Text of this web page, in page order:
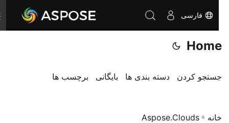
فارسی
Home
جستجو کردن دسته بندی ها بایگانی برچسب ها
خانه»
Aspose.Clouds